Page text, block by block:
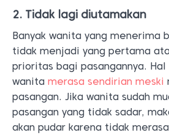
2. Tidak lagi diutamakan
Banyak wanita yang menerima
tidak menjadi yang pertama
prioritas bagi pasangannya.
wanita merasa sendirian meski
pasangan. Jika wanita sudah
pasangan yang tidak sadar,
akan pudar karena tidak